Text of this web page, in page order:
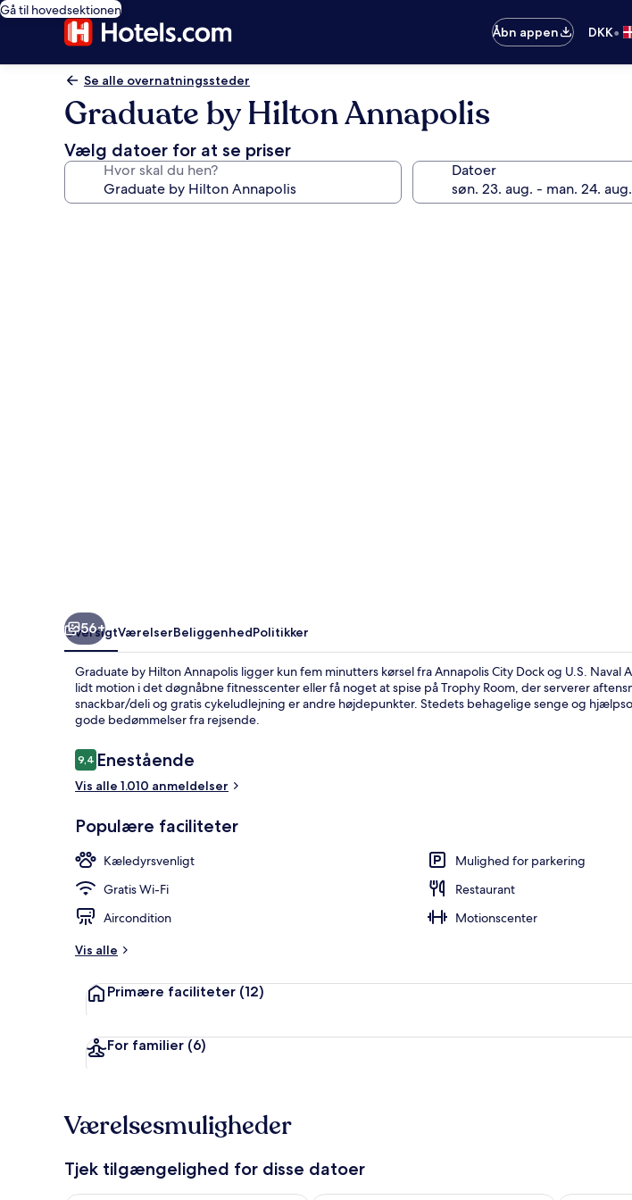
Gå til hovedsektionen
Åbn appen
DKK•
Se alle overnatningssteder
Graduate by Hilton Annapolis
Vælg datoer for at se priser
Hvor skal du hen? Datoer
56+
OversigtVærelserBeliggenhedPolitikker
Graduate by Hilton Annapolis ligger kun fem minutters kørsel fra Annapolis City Dock og U.S. Naval
lidt motion i det døgnåbne fitnesscenter eller få noget at spise på Trophy Room, der serverer
snackbar/deli og gratis cykeludlejning er andre højdepunkter. Stedets behagelige senge og
gode bedømmelser fra rejsende.
Anmeldelser
9,49,4 ud af 10.
Enestående
Vis alle 1.010 anmeldelser
Populære faciliteter
Kæledyrsvenligt
Mulighed for parkering
Gratis Wi-Fi
Restaurant
Aircondition
Motionscenter
Vis alle
Primære faciliteter (12)
For familier (6)
Værelsesmuligheder
Tjek tilgængelighed for disse datoer